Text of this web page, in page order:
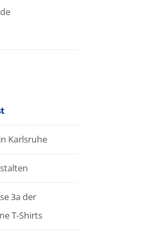
Karlsruhe
3a der
T-Shirts